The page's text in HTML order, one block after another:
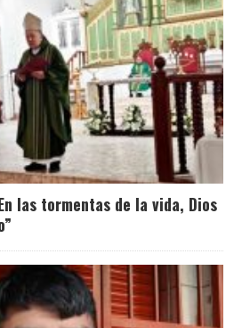
las tormentas de la vida, Dios